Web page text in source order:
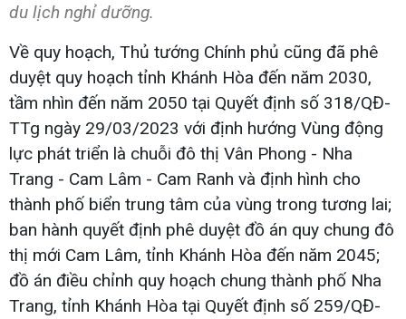
du lịch nghỉ dưỡng.
Về quy hoạch, Thủ tướng Chính phủ cũng đã phê
duyệt quy hoạch tỉnh Khánh Hòa đến năm 2030,
tầm nhìn đến năm 2050 tại Quyết định số 318/QĐ-
TTg ngày 29/03/2023 với định hướng Vùng động
lực phát triển là chuỗi đô thị Vân Phong - Nha
Trang - Cam Lâm - Cam Ranh và định hình cho
thành phố biển trung tâm của vùng trong tương lai;
ban hành quyết định phê duyệt đồ án quy chung đô
thị mới Cam Lâm, tỉnh Khánh Hòa đến năm 2045;
đồ án điều chỉnh quy hoạch chung thành phố Nha
Trang, tỉnh Khánh Hòa tại Quyết định số 259/QĐ-